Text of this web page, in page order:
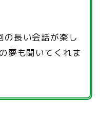
の長い会話が楽し
夢も聞いてくれま